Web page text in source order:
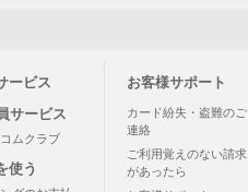
ービス
サービス
ムクラブ
使う
お客様サポート
カード紛失・盗難のご
連絡
ご利用覚えのない請求
があったら